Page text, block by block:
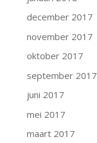
december 2017
november 2017
oktober 2017
september 2017
juni 2017
mei 2017
maart 2017